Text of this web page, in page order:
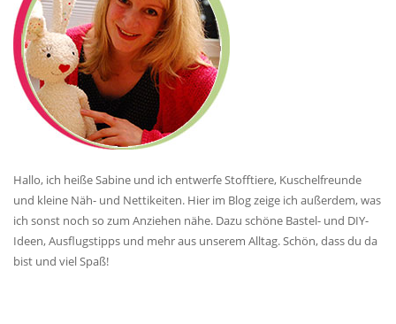
Hallo, ich heiße Sabine und ich entwerfe Stofftiere, Kuschelfreunde
und kleine Näh- und Nettikeiten. Hier im Blog zeige ich außerdem, was
ich sonst noch so zum Anziehen nähe. Dazu schöne Bastel- und DIY-
Ideen, Ausflugstipps und mehr aus unserem Alltag. Schön, dass du da
bist und viel Spaß!